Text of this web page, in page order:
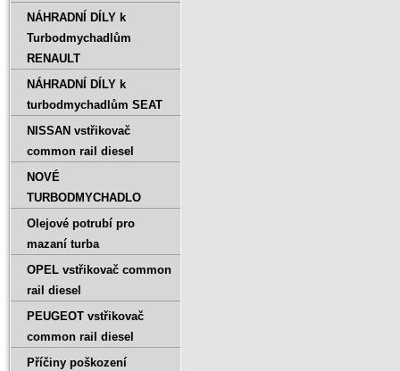
NÁHRADNÍ DÍLY k
Turbodmychadlům
RENAULT
NÁHRADNÍ DÍLY k
turbodmychadlům SEAT
NISSAN vstřikovač
common rail diesel
NOVÉ
TURBODMYCHADLO
Olejové potrubí pro
mazaní turba
OPEL vstřikovač common
rail diesel
PEUGEOT vstřikovač
common rail diesel
Příčiny poškození